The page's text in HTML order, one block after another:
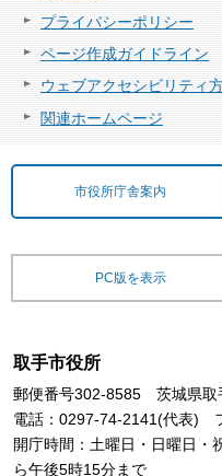
プライバシーポリシー
ページ作成ガイドライン
ウェブアクセシビリティ
関連ホームページ
市役所庁舎案内
PC版を表示
取手市役所
郵便番号302-8585 茨城県取
電話：0297-74-2141(代表)
開庁時間：土曜日・日曜日・
ら午後5時15分まで